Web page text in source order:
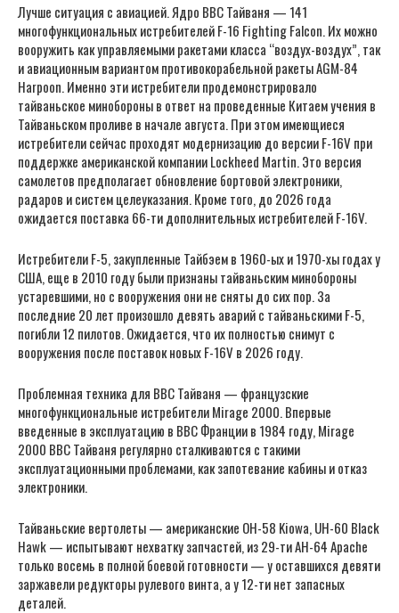
Лучше ситуация с авиацией. Ядро ВВС Тайваня — 141
многофункциональных истребителей F-16 Fighting Falcon. Их можно
вооружить как управляемыми ракетами класса “воздух-воздух”, так
и авиационным вариантом противокорабельной ракеты AGM-84
Harpoon. Именно эти истребители продемонстрировало
тайваньское минобороны в ответ на проведенные Китаем учения в
Тайваньском проливе в начале августа. При этом имеющиеся
истребители сейчас проходят модернизацию до версии F-16V при
поддержке американской компании Lockheed Martin. Это версия
самолетов предполагает обновление бортовой электроники,
радаров и систем целеуказания. Кроме того, до 2026 года
ожидается поставка 66-ти дополнительных истребителей F-16V.
Истребители F-5, закупленные Тайбэем в 1960-ых и 1970-хы годах у
США, еще в 2010 году были признаны тайваньским минобороны
устаревшими, но с вооружения они не сняты до сих пор. За
последние 20 лет произошло девять аварий с тайваньскими F-5,
погибли 12 пилотов. Ожидается, что их полностью снимут с
вооружения после поставок новых F-16V в 2026 году.
Проблемная техника для ВВС Тайваня — французские
многофункциональные истребители Mirage 2000. Впервые
введенные в эксплуатацию в ВВС Франции в 1984 году, Mirage
2000 ВВС Тайваня регулярно сталкиваются с такими
эксплуатационными проблемами, как запотевание кабины и отказ
электроники.
Тайваньские вертолеты — американские OH-58 Kiowa, UH-60 Black
Hawk — испытывают нехватку запчастей, из 29-ти AH-64 Apache
только восемь в полной боевой готовности — у оставшихся девяти
заржавели редукторы рулевого винта, а у 12-ти нет запасных
деталей.